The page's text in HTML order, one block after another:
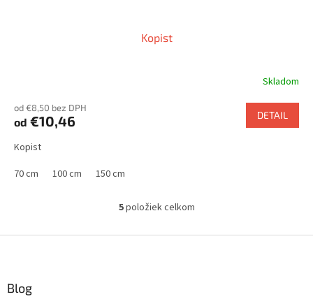
Kopist
Skladom
od €8,50 bez DPH
od €10,46 DETAIL
Kopist
70 cm
100 cm 150 cm
O
l
5položiek celkom
Blog